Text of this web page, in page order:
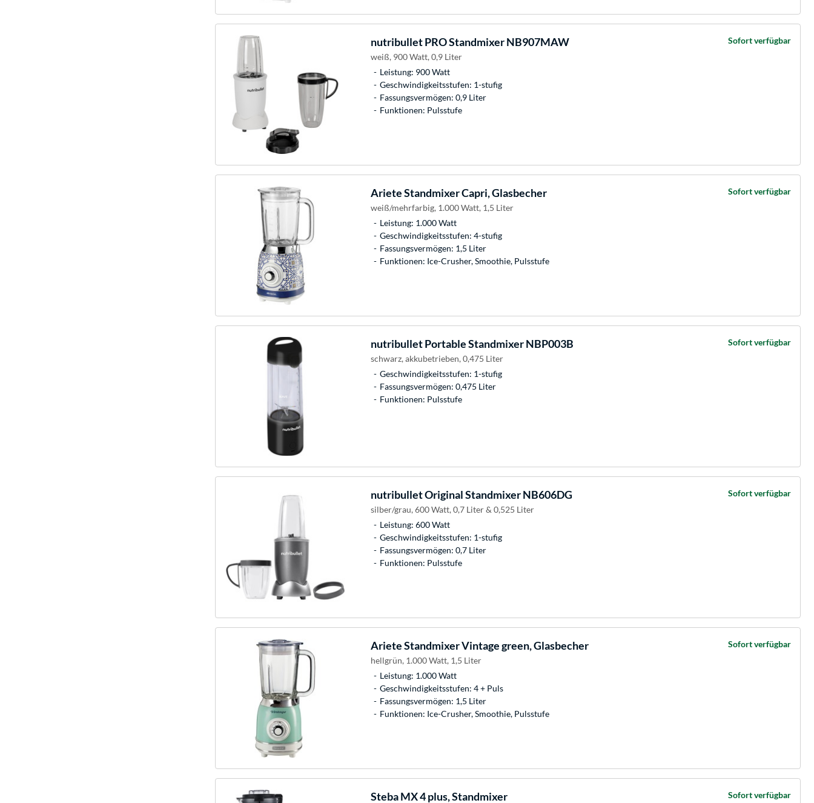
nutribulletPRO Standmixer NB907MAW
weiß, 900 Watt, 0,9 Liter
Leistung: 900 Watt
Geschwindigkeitsstufen: 1-stufig
Fassungsvermögen: 0,9 Liter
Funktionen: Pulsstufe
Sofort verfügbar
ArieteStandmixer Capri, Glasbecher
weiß/mehrfarbig, 1.000 Watt, 1,5 Liter
Leistung: 1.000 Watt
Geschwindigkeitsstufen: 4-stufig
Fassungsvermögen: 1,5 Liter
Funktionen: Ice-Crusher, Smoothie, Pulsstufe
Sofort verfügbar
nutribulletPortable Standmixer NBP003B
schwarz, akkubetrieben, 0,475 Liter
Geschwindigkeitsstufen: 1-stufig
Fassungsvermögen: 0,475 Liter
Funktionen: Pulsstufe
Sofort verfügbar
nutribulletOriginal Standmixer NB606DG
silber/grau, 600 Watt, 0,7 Liter & 0,525 Liter
Leistung: 600 Watt
Geschwindigkeitsstufen: 1-stufig
Fassungsvermögen: 0,7 Liter
Funktionen: Pulsstufe
Sofort verfügbar
ArieteStandmixer Vintage green, Glasbecher
hellgrün, 1.000 Watt, 1,5 Liter
Leistung: 1.000 Watt
Geschwindigkeitsstufen: 4 + Puls
Fassungsvermögen: 1,5 Liter
Funktionen: Ice-Crusher, Smoothie, Pulsstufe
Sofort verfügbar
StebaMX 4 plus, Standmixer Sofort verfügbar